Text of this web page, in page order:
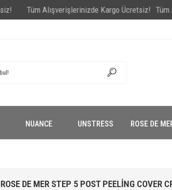
Tüm Alışverişlerinizde Kargo Ücretsiz! Tüm
NUANCE UNSTRESS ROSE DE
ROSE DE MER STEP 5 POST PEELİNG COVER